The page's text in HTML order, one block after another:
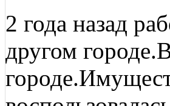
2 года назад
другом